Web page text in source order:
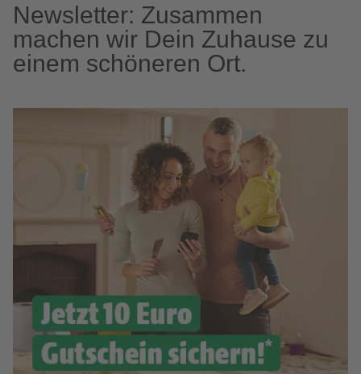
Newsletter: Zusammen
machen wir Dein Zuhause zu
einem schöneren Ort.